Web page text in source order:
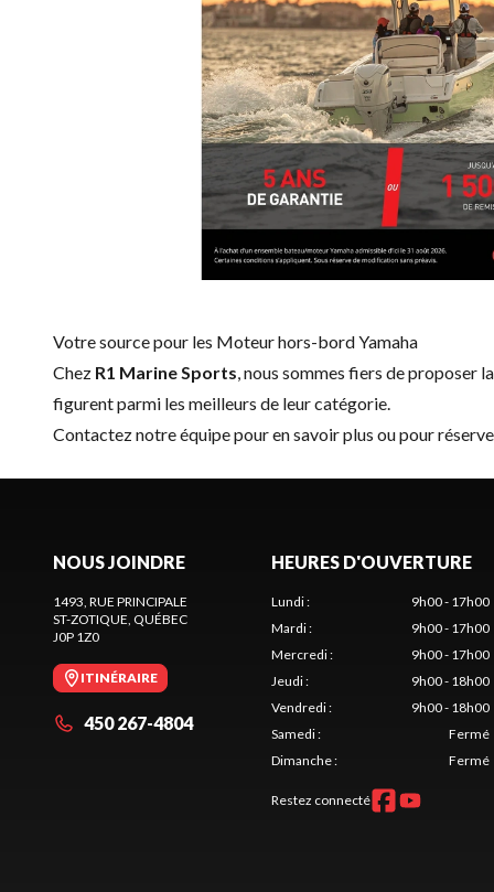
Votre source pour les Moteur hors-bord Yamaha
Chez R1 Marine Sports , nous sommes fiers de proposer
figurent parmi les meilleurs de leur catégorie.
Contactez notre équipepour en savoir plus ou pour
NOUS JOINDRE
1493, RUE PRINCIPALE
ST-ZOTIQUE , QUÉBEC
J0P 1Z0
ITINÉRAIRE
450 267-4804
HEURES D'OUVERTURE
Lundi:
9h00 - 17h00
Mardi:
9h00 - 17h00
Mercredi:
9h00 - 17h00
Jeudi:
9h00 - 18h00
Vendredi:
9h00 - 18h00
Samedi:
Fermé
Dimanche: Fermé
Restez connecté